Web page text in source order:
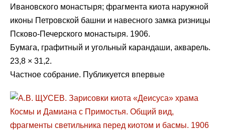
Ивановского монастыря; фрагмента киота наружной
иконы Петровской башни и навесного замка ризницы
Псково-Печерского монастыря. 1906.
Бумага, графитный и угольный карандаши, акварель.
23,8 × 31,2.
Частное собрание. Публикуется впервые